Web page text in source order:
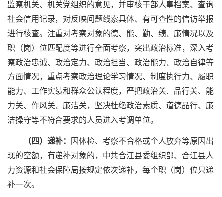
监察机关、机关党组织的意见，并审核干部人事档案、查询
社会信用记录，对反映问题线索具体、有可查性的信访举报
进行核查。注重对考察对象的德、能、勤、绩、廉情况以及
职（岗）位匹配度等进行全面考察，突出政治标准，深入考
察政治忠诚、政治定力、政治担当、政治能力、政治自律等
方面情况，重点考察政治理论学习情况、制度执行力、履职
能力、工作实绩和群众公认程度，严把政治关、品行关、能
力关、作风关、廉洁关，坚决杜绝政治素质、道德品行、廉
洁操守等不符合要求的人员进入考调单位。
（四）递补：
因体检、考察不合格或个人放弃等原因出
现的空额，有递补对象的，中共合江县委组织部、合江县人
力资源和社会保障局按规定依次递补，每个职（岗）位只递
补一次。